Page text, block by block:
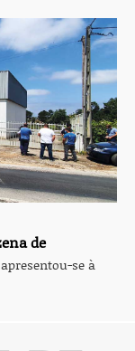
de
se à